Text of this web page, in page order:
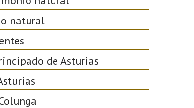
natural
de Asturias